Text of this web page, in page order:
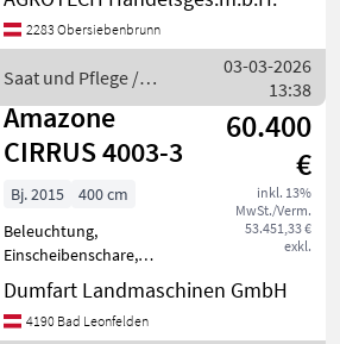
mit Fahrgassenschaltung -
AMALOG+ - Exaktstriegel
Drillmaschinen
2283 Obersiebenbrunn
Saat und Pflege /
Amazone
03-03-2026
13:38
Amazone
CIRRUS 4003-3
60.400
€
inkl. 13%
MwSt./Verm.
53.451,33 €
exkl.
Bj. 2015
400 cm
Beleuchtung,
Einscheibenschare,
Exaktstriegel, Fahrwerk,
hydr.
Schardruckverstellung,
Dumfart Landmaschinen GmbH
4190 Bad Leonfelden